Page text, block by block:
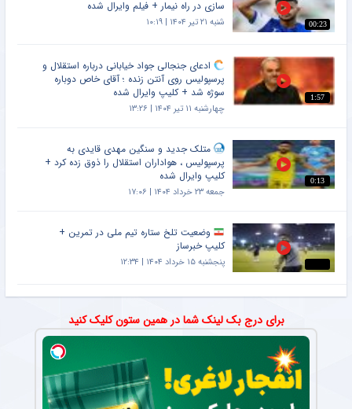
00:23
سازی در راه نیمار + فیلم وایرال شده
شنبه ۲۱ تیر ۱۴۰۴ | ۱۰:۱۹
1:57
ادعای جنجالی جواد خیابانی درباره استقلال و
پرسپولیس روی آنتن زنده ؛ آقای خاص دوباره
سوژه شد + کلیپ وایرال شده
چهارشنبه ۱۱ تیر ۱۴۰۴ | ۱۳:۲۶
0:13
متلک جدید و سنگین مهدی قایدی به
پرسپولیس ، هواداران استقلال را ذوق زده کرد +
کلیپ وایرال شده
جمعه ۲۳ خرداد ۱۴۰۴ | ۱۷:۰۶
وضعیت تلخ ستاره تیم ملی در تمرین +
کلیپ خبرساز
پنجشنبه ۱۵ خرداد ۱۴۰۴ | ۱۲:۳۴
برای درج بک لینک شما در همین ستون کلیک کنید